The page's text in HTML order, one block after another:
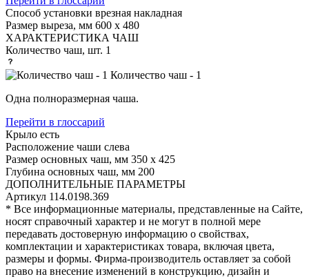
Способ установки врезная накладная
Размер выреза, мм 600 х 480
ХАРАКТЕРИСТИКА ЧАШ
Количество чаш, шт. 1
Количество чаш - 1
Одна полноразмерная чаша.
Перейти в глоссарий
Крыло есть
Расположение чаши слева
Размер основных чаш, мм 350 х 425
Глубина основных чаш, мм 200
ДОПОЛНИТЕЛЬНЫЕ ПАРАМЕТРЫ
Артикул 114.0198.369
* Все информационные материалы, представленные на Сайте,
носят справочный характер и не могут в полной мере
передавать достоверную информацию о свойствах,
комплектации и характеристиках товара, включая цвета,
размеры и формы. Фирма-производитель оставляет за собой
право на внесение изменений в конструкцию, дизайн и